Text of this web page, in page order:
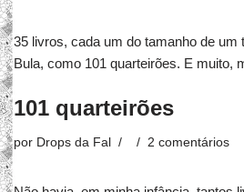
35 livros, cada um do tamanho de um
Bula, como 101 quarteirões. E muito,
101 quarteirões
por Drops da Fal 2 comentários